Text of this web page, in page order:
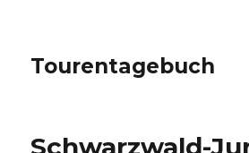
Tourentagebuch
Schwarzwald-